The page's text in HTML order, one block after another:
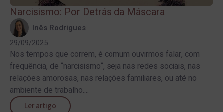
Narcisismo: Por Detrás da Máscara
Inês Rodrigues
29/09/2025
Nos tempos que correm, é comum ouvirmos falar, com
frequência, de “narcisismo“, seja nas redes sociais, nas
relações amorosas, nas relações familiares, ou até no
ambiente de trabalho....
Ler artigo